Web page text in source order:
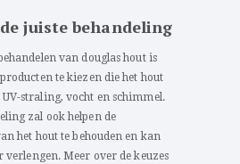
juiste behandeling
van douglas hout is
te kiezen die het hout
UV-straling, vocht en schimmel.
zal ook helpen de
het hout te behouden en kan
verlengen. Meer over de keuzes